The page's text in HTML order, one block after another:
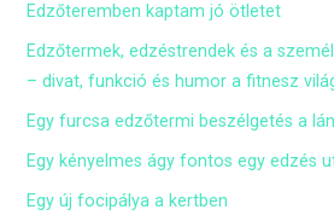
Edzőteremben kaptam jó ötletet
Edzőtermek, edzéstrendek és a
– divat, funkció és humor a fitnesz
Egy furcsa edzőtermi beszélgetés a
Egy kényelmes ágy fontos egy edzés
Egy új focipálya a kertben